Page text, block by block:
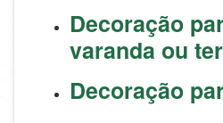
Decoração
varanda ou
Decoração